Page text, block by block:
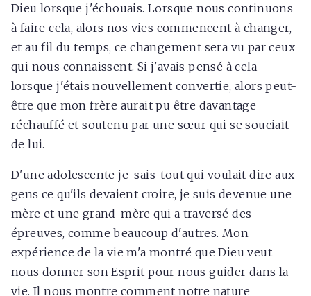
Dieu lorsque j'échouais. Lorsque nous continuons
à faire cela, alors nos vies commencent à changer,
et au fil du temps, ce changement sera vu par ceux
qui nous connaissent. Si j'avais pensé à cela
lorsque j'étais nouvellement convertie, alors peut-
être que mon frère aurait pu être davantage
réchauffé et soutenu par une sœur qui se souciait
de lui.
D'une adolescente je-sais-tout qui voulait dire aux
gens ce qu'ils devaient croire, je suis devenue une
mère et une grand-mère qui a traversé des
épreuves, comme beaucoup d'autres. Mon
expérience de la vie m'a montré que Dieu veut
nous donner son Esprit pour nous guider dans la
vie. Il nous montre comment notre nature